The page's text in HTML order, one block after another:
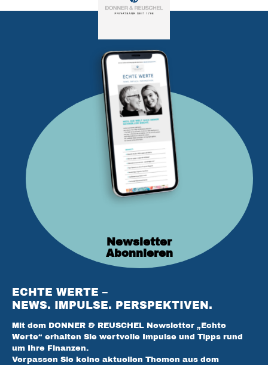
ECHTE WERTE –
NEWS. IMPULSE. PERSPEKTIVEN.
Mit dem DONNER & REUSCHEL Newsletter „Echte
Werte“ erhalten Sie wertvolle Impulse und Tipps rund
um Ihre Finanzen.
Verpassen Sie keine aktuellen Themen aus dem
Newsletter
Abonnieren